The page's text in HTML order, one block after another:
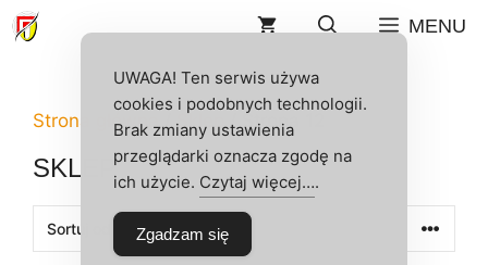
Przejdź
do
MENU
Strona główna/ Sklep / Strona 12
SKLEP
UWAGA! Ten serwis używa
cookies i podobnych technologii.
Brak zmiany ustawienia
przeglądarki oznacza zgodę na
ich użycie. Czytaj więcej….
Zgadzam się